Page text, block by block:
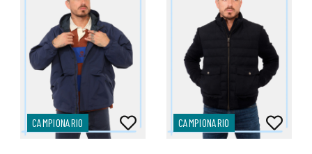
CAMPIONARIO CAMPIONARIO